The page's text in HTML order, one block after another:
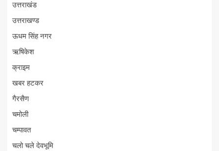
उत्तराखंड
उत्तराखण्ड
ऊधम सिंह नगर
ऋषिकेश
क्राइम
खबर हटकर
गैरसैण
चमोली
चम्पावत
चलो चले देवभूमि